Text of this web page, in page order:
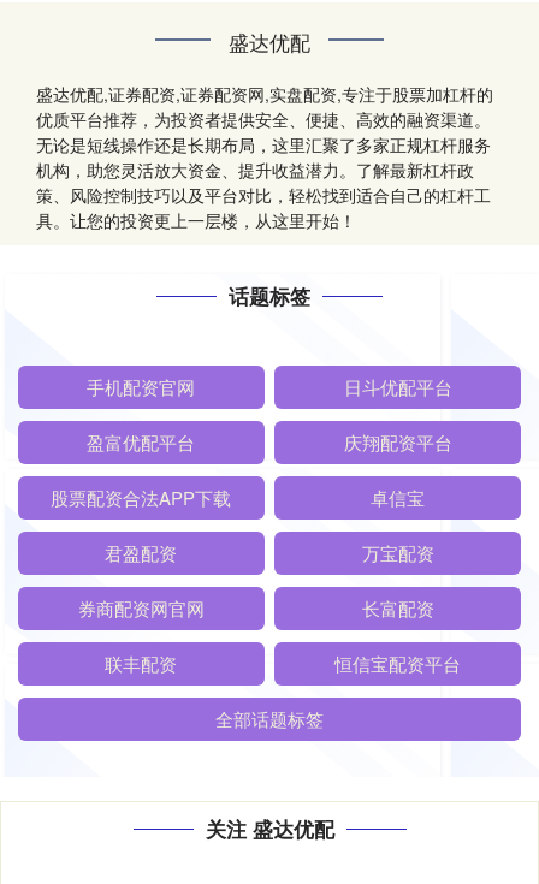
盛达优配
盛达优配,证券配资,证券配资网,实盘配资,专注于股票加杠杆的
优质平台推荐，为投资者提供安全、便捷、高效的融资渠道。
无论是短线操作还是长期布局，这里汇聚了多家正规杠杆服务
机构，助您灵活放大资金、提升收益潜力。了解最新杠杆政
策、风险控制技巧以及平台对比，轻松找到适合自己的杠杆工
具。让您的投资更上一层楼，从这里开始！
话题标签
手机配资官网 日斗优配平台
盈富优配平台 庆翔配资平台
股票配资合法APP下载 卓信宝
君盈配资 万宝配资
券商配资网官网 长富配资
联丰配资 恒信宝配资平台
全部话题标签
关注 盛达优配